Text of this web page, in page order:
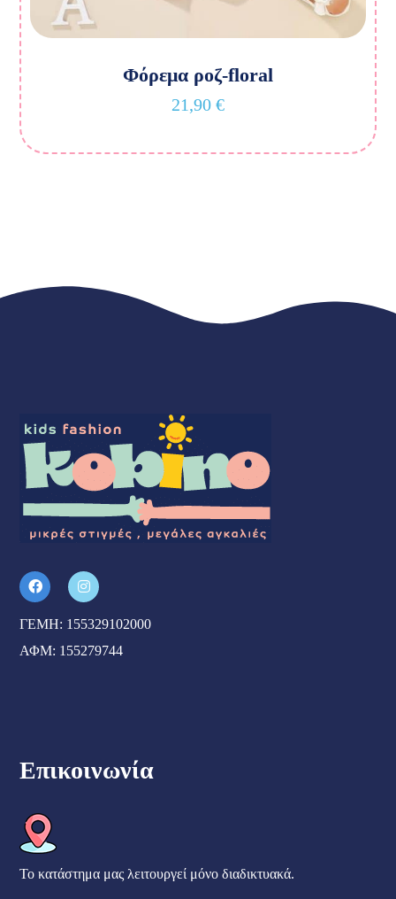
Φόρεμα ροζ-floral
21,90 €
ΓΕΜΗ: 155329102000
ΑΦΜ: 155279744
Επικοινωνία
Το κατάστημα μας λειτουργεί μόνο διαδικτυακά.